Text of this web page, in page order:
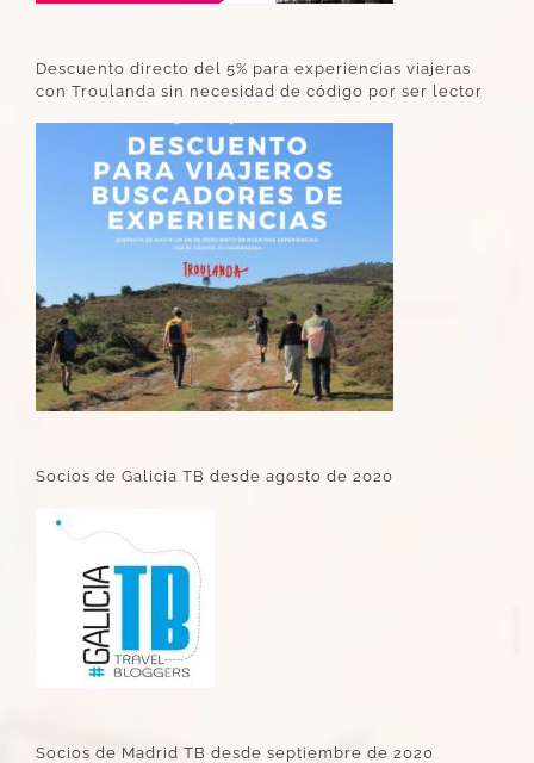
Descuento directo del 5% para experiencias viajeras
con Troulanda sin necesidad de código por ser lector
Socios de Galicia TB desde agosto de 2020
Socios de Madrid TB desde septiembre de 2020